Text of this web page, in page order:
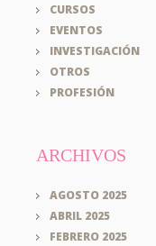
CURSOS
EVENTOS
INVESTIGACIÓN
OTROS
PROFESIÓN
ARCHIVOS
AGOSTO 2025
ABRIL 2025
FEBRERO 2025